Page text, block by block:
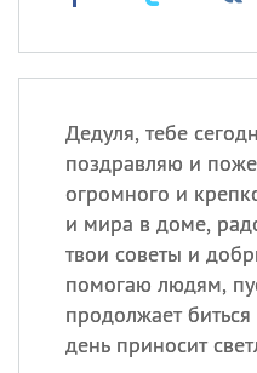
Дедуля, тебе
поздравляю и
огромного и
и мира в доме,
твои советы и
помогаю людям,
продолжает
день приносит